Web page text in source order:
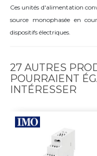
Ces unités d'alimentation
source monophasée en
dispositifs électriques.
27 AUTRES
POURRAIENT
INTÉRESSER